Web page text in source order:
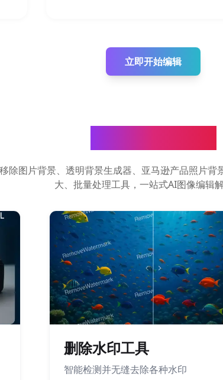
立即开始编辑
除图片背景、透明背景生成器、亚马逊产品照片背
大、批量处理工具，一站式AI图像编辑
删除水印工具
智能检测并无缝去除各种水印